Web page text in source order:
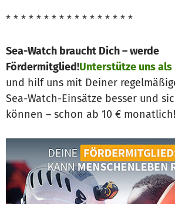
* * * * * * * * * * * * * * * * *
Sea-Watch braucht Dich – werde
Fördermitglied!Unterstütze uns
und hilf uns mit Deiner
Sea-Watch-Einsätze besser und
können – schon ab 10 € monatlich!